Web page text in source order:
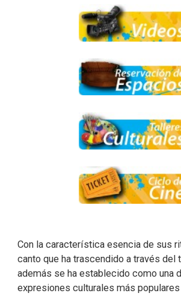
Con la característica esencia de sus
canto que ha trascendido a través
además se ha establecido como una
expresiones culturales más